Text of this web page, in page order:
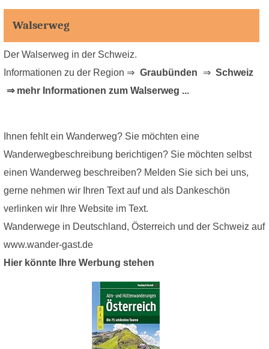
Walserweg
Der Walserweg in der Schweiz.
Informationen zu der Region ⇒ Graubünden ⇒ Schweiz
⇒ mehr Informationen zum Walserweg ...
Ihnen fehlt ein Wanderweg? Sie möchten eine
Wanderwegbeschreibung berichtigen? Sie möchten selbst
einen Wanderweg beschreiben? Melden Sie sich bei uns,
gerne nehmen wir Ihren Text auf und als Dankeschön
verlinken wir Ihre Website im Text.
Wanderwege in Deutschland, Österreich und der Schweiz auf
www.wander-gast.de
Hier könnte Ihre Werbung stehen